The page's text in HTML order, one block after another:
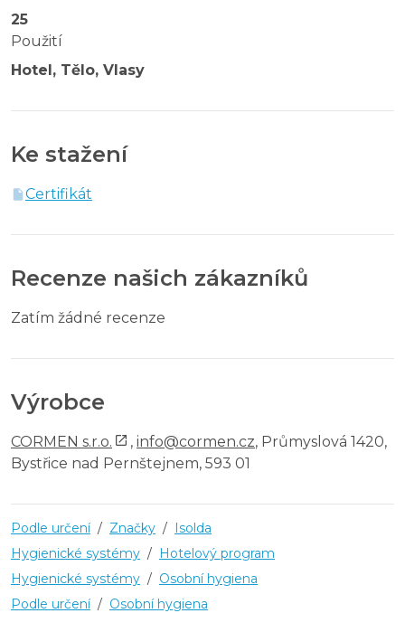
25
Použití
Hotel, Tělo, Vlasy
Ke stažení
Certifikát
Recenze našich zákazníků
Zatím žádné recenze
Výrobce
CORMEN s.r.o. , info@cormen.cz, Průmyslová 1420,
Bystřice nad Pernštejnem, 593 01
Podle určení / Značky / Isolda
Hygienické systémy / Hotelový program
Hygienické systémy / Osobní hygiena
Podle určení / Osobní hygiena